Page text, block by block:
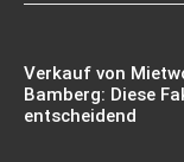
Verkauf von
Bamberg: Diese
entscheidend